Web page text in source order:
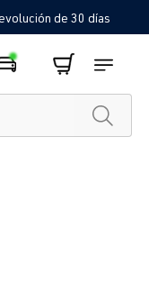
de 30 días